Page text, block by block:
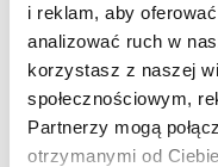
i reklam, aby
analizować ruch w
korzystasz z naszej
społecznościowym,
Partnerzy mogą
otrzymanymi od